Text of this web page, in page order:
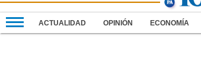
ACTUALIDAD OPINIÓN ECONOMÍA